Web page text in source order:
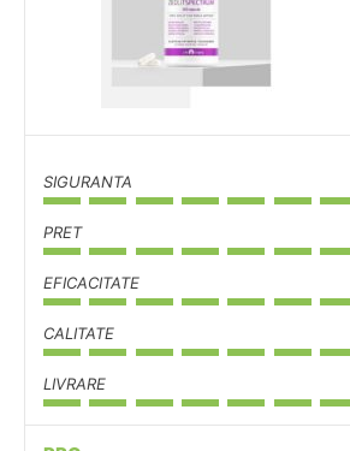
SIGURANTA
PRET
EFICACITATE
CALITATE
LIVRARE